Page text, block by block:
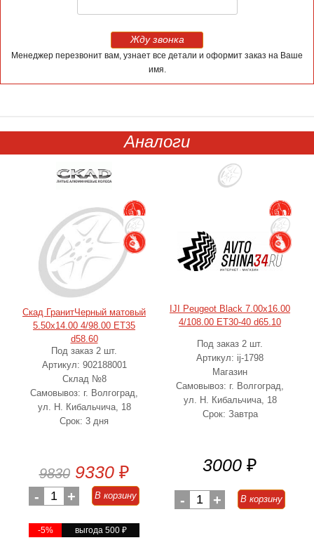
Жду звонка
Менеджер перезвонит вам, узнает все детали и оформит заказ на Ваше
имя.
Аналоги
Скад ГранитЧерный матовый
5.50x14.00 4/98.00 ET35
d58.60
Под заказ 2 шт.
Артикул: 902188001
Склад №8
Самовывоз: г. Волгоград,
ул. Н. Кибальчича, 18
Срок: 3 дня
9830 9330 ₽
- 1 + В корзину
-5% выгода 500 ₽
IJI Peugeot Black 7.00x16.00
4/108.00 ET30-40 d65.10
Под заказ 2 шт.
Артикул: ij-1798
Магазин
Самовывоз: г. Волгоград,
ул. Н. Кибальчича, 18
Срок: Завтра
3000 ₽
- 1 + В корзину